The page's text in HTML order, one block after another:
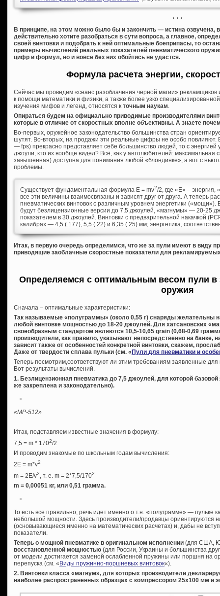
* * *
В принципе, на этом можно было бы и закончить — истина озвучена,
действительно хотите разобраться в сути вопроса, а главное,
своей винтовки и подобрать к ней оптимальные боеприпасы, то
примеры вычислений реальных показателей пневматического
цифр и формул, но и вовсе без них обойтись не удастся.
Формула расчета энергии,
Сейчас мы проведем «сеанс разоблачения черной магии» рекламщиков
к помощи математики и физики, а также более узко
изучения мифов и легенд, относятся к точным наукам.
Опираться будем на официально приводимые производителями
которые в отличие от скоростных вполне объективны. А знаете
Во-первых, оружейное законодательство большинства стран
шутят. Во-вторых, на продажи эти реальные цифры не особо повлияют.
— fps) прекрасно представляет себе большинство людей, то с
джоули, кто их вообще видел? Всё, как у автолюбителей: максимальная
завышенная) доступна для понимания любой «блондинке», а вот с
проблемы.
Существует фундаментальная формула E = mv2/2, где «Е» – энергия,
все эти величины взаимосвязаны и зависят друг от друга. А теперь
пневматических винтовок с различным уровнем энергетики
будут безлицензионные версии до 7,5 джоулей, «магнумы» — 20-25
показателем в 30 джоулей. Винтовки с предварительной накачкой
калибрах — 4,5 (.177), 5,5 (.22) и 6,35 (.25) мм; энергетика,
Итак, в первую очередь определимся, что же за пули имеют в виду
приводящие заоблачные скоростные показатели для
Определяемся с оптимальным весом пули в
оружия
Сначала – оптимальные характеристики:
Так называемые «полуграммы» (около 0,55 г) снаряды желательны
любой винтовке мощностью до 18-20 джоулей. Для хатсановских
своеобразным стандартом являются 10,5-10,65 grain (0,68-0,69
производители, как правило, указывают непосредственно на банке,
зависит также от особенностей конкретной винтовки, скажем,
Даже от твердости сплава пульки (см. « Пули для пневматики и
Теперь посмотрим,соответствуют ли этим требованиям заявленные для
Вот результаты вычислений.
1. Безлицензионная пневматика до 7,5 джоулей, для которой
же закреплена и законодательно).
«МР-512»
Итак, подставляем известные значения в формулу:
7,5 = m * 1702/2
И проводим знакомые по школьным годам вычисления:
2E = m*v2
m = 2E/v2, т. е. m = 2*7,5/1702
m = 0,00051 кг, или 0,51 грамма.
То есть все правильно, речь идет именно о т.н. «полуграмме» — пульке
небольшой мощности. Здесь производители/продавцы ориентируются
(основывающиеся именно на математических расчетах) и, дабы не
показатели.
Теперь о мощной пневматике в оригинальном исполнении (для США,
восстановленной мощностью (для России, Украины и большинства
от модели достигается заменой ослабленной пружины или поршня на
перепуска (см. « Виды пружинно-поршневых винтовок«).
2. Винтовки класса «магнум», для которых производители
наиболее распространенных образцах с компрессором 25х100 мм и